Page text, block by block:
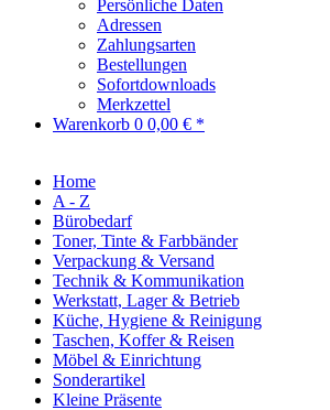
Persönliche Daten
Adressen
Zahlungsarten
Bestellungen
Sofortdownloads
Merkzettel
Warenkorb 0 0,00 € *
Home
A - Z
Bürobedarf
Toner, Tinte & Farbbänder
Verpackung & Versand
Technik & Kommunikation
Werkstatt, Lager & Betrieb
Küche, Hygiene & Reinigung
Taschen, Koffer & Reisen
Möbel & Einrichtung
Sonderartikel
Kleine Präsente